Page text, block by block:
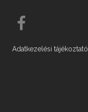
Adatkezelési tájékoztató